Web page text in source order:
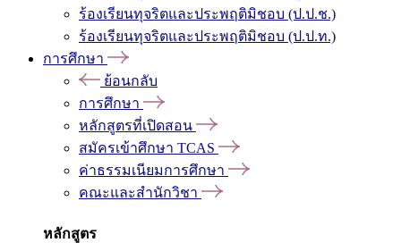
ร้องเรียนทุจริตและประพฤติมิชอบ (ป.ป.ช.)
ร้องเรียนทุจริตและประพฤติมิชอบ (ป.ป.ท.)
การศึกษา
ย้อนกลับ
การศึกษา
หลักสูตรที่เปิดสอน
สมัครเข้าศึกษา TCAS
ค่าธรรมเนียมการศึกษา
คณะและสำนักวิชา
หลักสูตร